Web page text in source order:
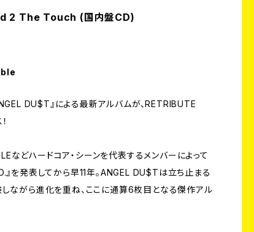
2 The Touch (国内盤CD)
DU$T』による最新アルバムが、RETRIBUTE
どハードコア・シーンを代表するメンバーによって
』を発表してから早11年。ANGEL DU$Tは立ち止まる
ながら進化を重ね、ここに通算6枚目となる傑作アル